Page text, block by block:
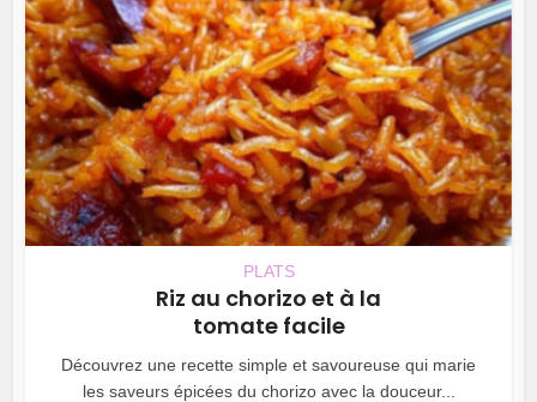
PLATS
Riz au chorizo et à la
tomate facile
Découvrez une recette simple et savoureuse qui marie
les saveurs épicées du chorizo avec la douceur...